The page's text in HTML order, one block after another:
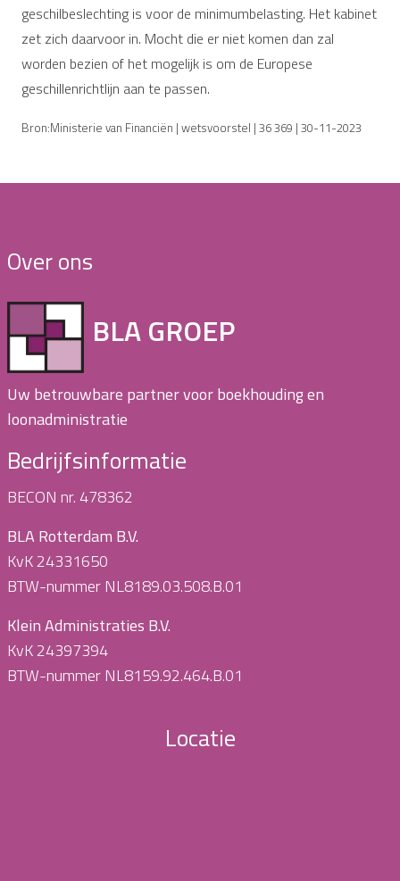
geschilbeslechting is voor de minimumbelasting. Het kabinet
zet zich daarvoor in. Mocht die er niet komen dan zal
worden bezien of het mogelijk is om de Europese
geschillenrichtlijn aan te passen.
Bron:Ministerie van Financiën | wetsvoorstel | 36 369 | 30-11-2023
Over ons
BLA GROEP
Uw betrouwbare partner voor boekhouding en
loonadministratie
Bedrijfsinformatie
BECON nr. 478362
BLA Rotterdam B.V.
KvK 24331650
BTW-nummer NL8189.03.508.B.01
Klein Administraties B.V.
KvK 24397394
BTW-nummer NL8159.92.464.B.01
Locatie